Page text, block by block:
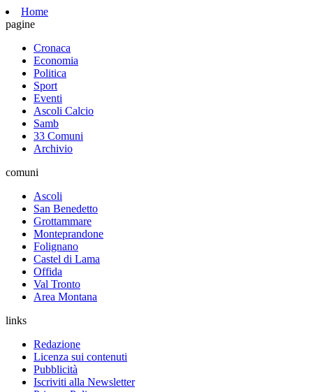
Home
pagine
Cronaca
Economia
Politica
Sport
Eventi
Ascoli Calcio
Samb
33 Comuni
Archivio
comuni
Ascoli
San Benedetto
Grottammare
Monteprandone
Folignano
Castel di Lama
Offida
Val Tronto
Area Montana
links
Redazione
Licenza sui contenuti
Pubblicità
Iscriviti alla Newsletter